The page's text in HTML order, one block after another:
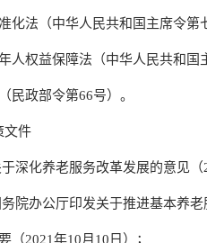
化法（中华人民共和国主席令第
人权益保障法（中华人民共和国
民政部令第66号）。
文件
深化养老服务改革发展的意见（
院办公厅印发关于推进基本养老
（2021年10月10日）；